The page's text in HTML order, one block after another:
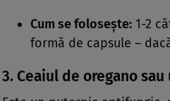
Cum se folosește: 1-2
formă de capsule –
3. Ceaiul de oregano